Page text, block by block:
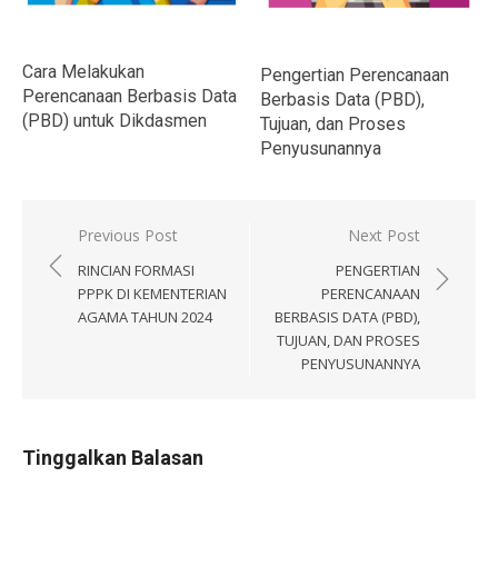
Cara Melakukan
Perencanaan Berbasis Data
(PBD) untuk Dikdasmen
Pengertian Perencanaan
Berbasis Data (PBD),
Tujuan, dan Proses
Penyusunannya
Navigasi
pos
Previous Post
RINCIAN FORMASI
PPPK DI KEMENTERIAN
AGAMA TAHUN 2024
Next Post
PENGERTIAN
PERENCANAAN
BERBASIS DATA (PBD),
TUJUAN, DAN PROSES
PENYUSUNANNYA
Tinggalkan Balasan